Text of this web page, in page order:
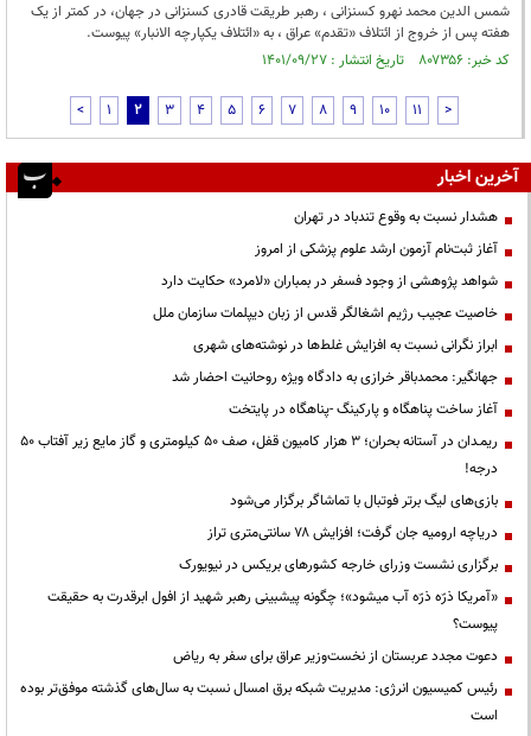
شمس الدین محمد نهرو کسنزانی ، رهبر طریقت قادری کسنزانی در جهان، در کمتر از یک
هفته پس از خروج از ائتلاف «تقدم» عراق ، به «ائتلاف یکپارچه الانبار» پیوست.
کد خبر: ۸۰۷۳۵۶ تاریخ انتشار : ۱۴۰۱/۰۹/۲۷
< 1 2 3 4 5 6 7 8 9 10 11 >
آخرین اخبار
هشدار نسبت به وقوع تندباد در تهران
آغاز ثبت‌نام آزمون ارشد علوم پزشکی از امروز
شواهد پژوهشی از وجود فسفر در بمباران «لامرد» حکایت دارد
خاصیت عجیب رژیم اشغالگر قدس از زبان دیپلمات سازمان ملل
ابراز نگرانی نسبت به افزایش غلط‌ها در نوشته‌های شهری
جهانگیر: محمدباقر خرازی به دادگاه ویژه روحانیت احضار شد
آغاز ساخت پناهگاه و پارکینگ -پناهگاه در پایتخت
ریمـدان در آستانه بحران؛ ۳ هزار کامیون قفل، صف ۵۰ کیلومتری و گاز مایع زیر آفتاب ۵۰
درجه!
بازی‌های لیگ برتر فوتبال با تماشاگر برگزار می‌شود
دریاچه ارومیه جان گرفت؛ افزایش ۷۸ سانتی‌متری تراز
برگزاری نشست وزرای خارجه کشورهای بریکس در نیویورک
«آمریکا ذرّه ذرّه آب میشود»؛ چگونه پیشبینی رهبر شهید از افول ابرقدرت به حقیقت
پیوست؟
دعوت مجدد عربستان از نخست‌وزیر عراق برای سفر به ریاض
رئیس کمیسیون انرژی: مدیریت شبکه برق امسال نسبت به سال‌های گذشته موفق‌تر بوده
است